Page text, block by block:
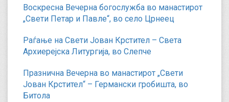
Воскресна Вечерна богослужба во манастирот
„Свети Петар и Павле“, во село Црнеец
Раѓање на Свети Јован Крстител – Света
Архиерејска Литургија, во Слепче
Празнична Вечерна во манастирот „Свети
Јован Крстител“ – Германски гробишта, во
Битола